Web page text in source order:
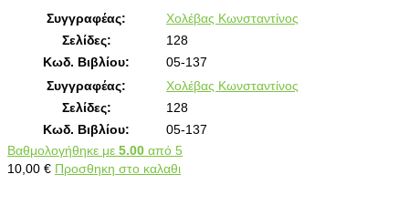
Συγγραφέας:
Χολέβας Κωνσταντίνος
Σελίδες:
128
Κωδ. Βιβλίου:
05-137
Συγγραφέας:
Χολέβας Κωνσταντίνος
Σελίδες:
128
Κωδ. Βιβλίου:
05-137
Βαθμολογήθηκε με 5.00 από 5
10,00 € Προσθηκη στο καλαθι